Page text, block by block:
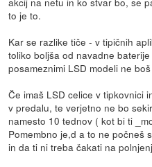
to je to.
Kar se razlike tiče - v tipičnih
toliko boljša od navadne
posameznimi LSD modeli ne
Če imaš LSD celice v tipkovnici
v predalu, te verjetno ne bo
namesto 10 tednov ( kot bi ti
Pomembno je,d a to ne počneš
in da ti ni treba čakati na